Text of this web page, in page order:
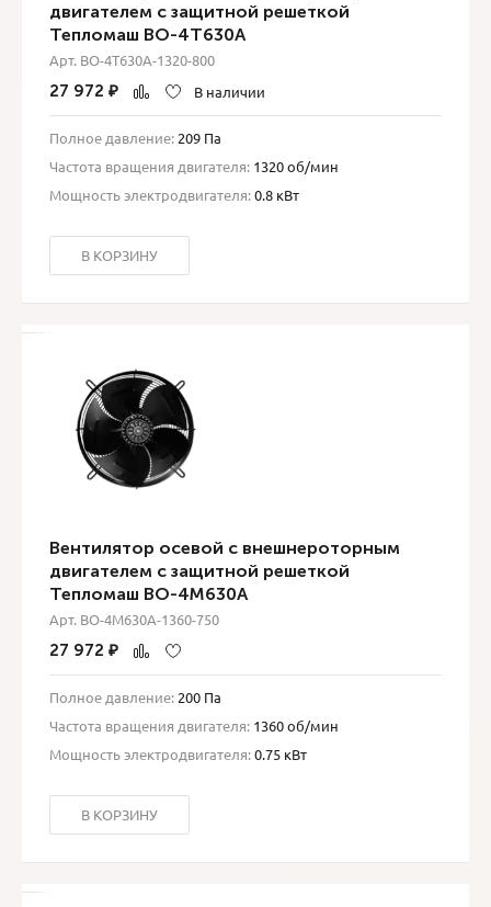
двигателем с защитной решеткой
Тепломаш ВО-4T630A
Арт. ВО-4T630A-1320-800
27 972 ₽ В наличии
Полное давление: 209 Па
Частота вращения двигателя: 1320 об/мин
Мощность электродвигателя:0.8 кВт
В КОРЗИНУ
Вентилятор осевой с внешнероторным
двигателем с защитной решеткой
Тепломаш ВО-4М630A
Арт. ВО-4М630A-1360-750
27 972 ₽
Полное давление: 200 Па
Частота вращения двигателя: 1360 об/мин
Мощность электродвигателя:0.75 кВт
В КОРЗИНУ